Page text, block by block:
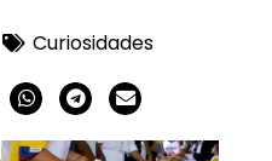
Curiosidades